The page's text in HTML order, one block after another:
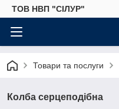
ТОВ НВП "СІЛУР"
Товари та послуги
Колба серцеподібна